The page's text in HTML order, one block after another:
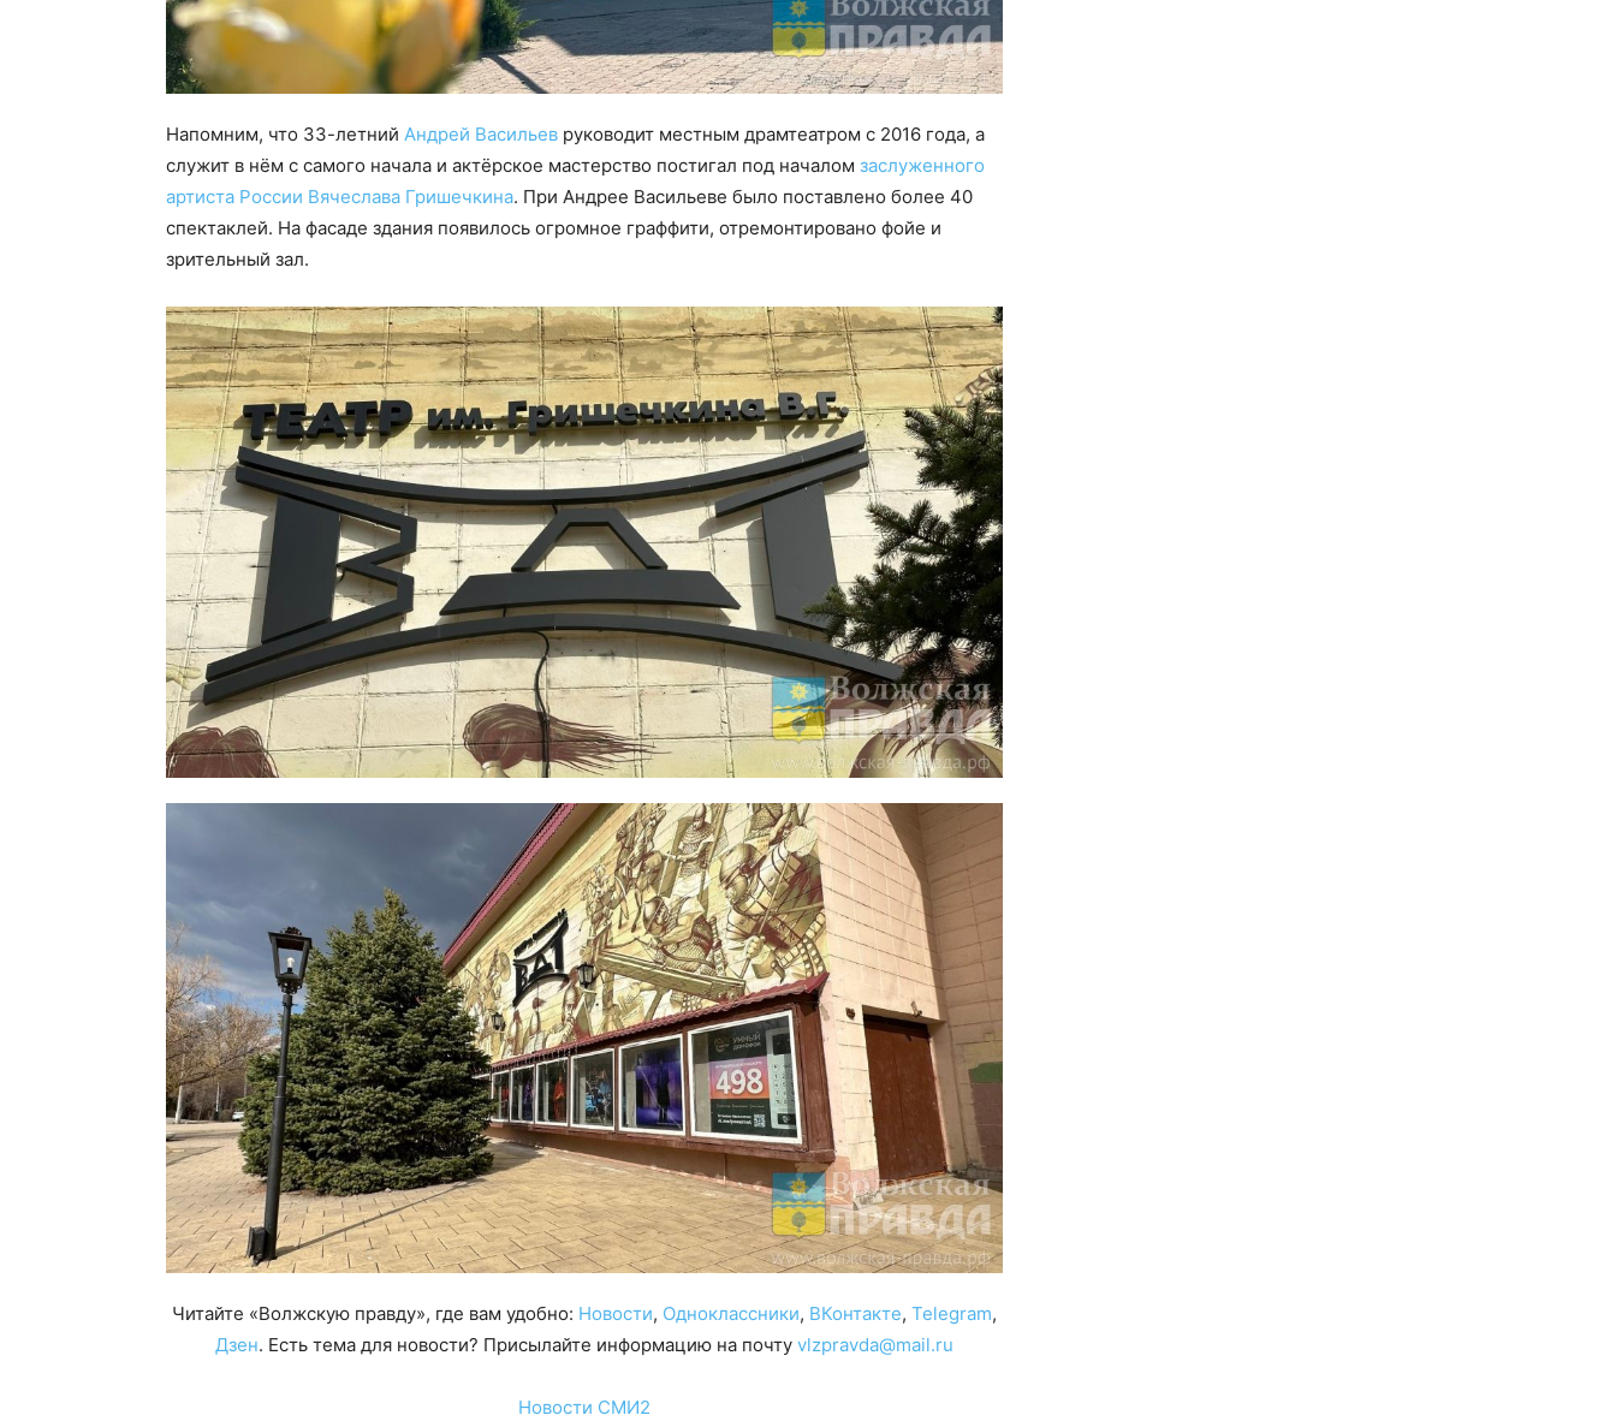
Напомним, что 33-летний Андрей Васильев руководит местным драмтеатром с 2016 года, а
служит в нём с самого начала и актёрское мастерство постигал под началом заслуженного
артиста России Вячеслава Гришечкина. При Андрее Васильеве было поставлено более 40
спектаклей. На фасаде здания появилось огромное граффити, отремонтировано фойе и
зрительный зал.
Читайте «Волжскую правду», где вам удобно: Новости, Одноклассники, ВКонтакте, Telegram,
Дзен. Есть тема для новости? Присылайте информацию на почту vlzpravda@mail.ru
Новости СМИ2